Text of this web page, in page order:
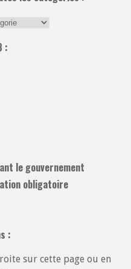
:
le gouvernement
obligatoire
:
sur cette page ou en